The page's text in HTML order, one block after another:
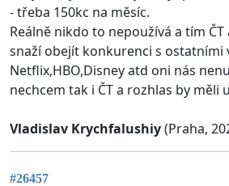
- třeba 150kc na měsíc.
Reálně nikdo to nepoužívá a tím ČT
snaží obejít konkurenci s ostatními
Netflix,HBO,Disney atd oni nás
nechcem tak i ČT a rozhlas by měli
Vladislav Krychfalushiy(Praha,
#26457